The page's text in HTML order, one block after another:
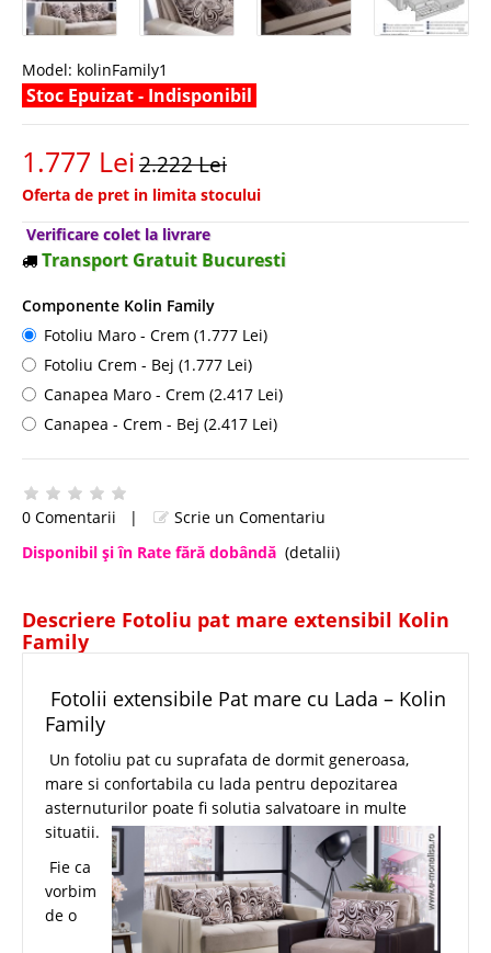
Model: kolinFamily1
Stoc Epuizat - Indisponibil
1.777 Lei2.222 Lei
Oferta de pret in limita stocului
Verificare colet la livrare
Transport Gratuit Bucuresti
Componente Kolin Family
Fotoliu Maro - Crem (1.777 Lei)
Fotoliu Crem - Bej (1.777 Lei)
Canapea Maro - Crem (2.417 Lei)
Canapea - Crem - Bej (2.417 Lei)
0 Comentarii |
Scrie un Comentariu
Disponibil şi în Rate fără dobândă (detalii)
Descriere Fotoliu pat mare extensibil Kolin
Family
Fotolii extensibile Pat mare cu Lada – Kolin
Family
Un fotoliu pat cu suprafata de dormit generoasa,
mare si confortabila cu lada pentru depozitarea
asternuturilor poate fi solutia salvatoare in multe
situatii.
Fie ca
vorbim
de o